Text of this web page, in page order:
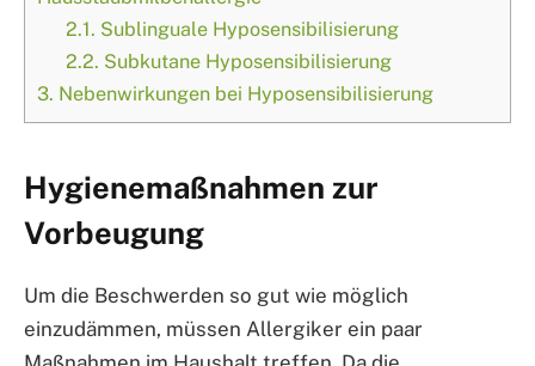
2.1. Sublinguale Hyposensibilisierung
2.2. Subkutane Hyposensibilisierung
3. Nebenwirkungen bei Hyposensibilisierung
Hygienemaßnahmen zur
Vorbeugung
Um die Beschwerden so gut wie möglich
einzudämmen, müssen Allergiker ein paar